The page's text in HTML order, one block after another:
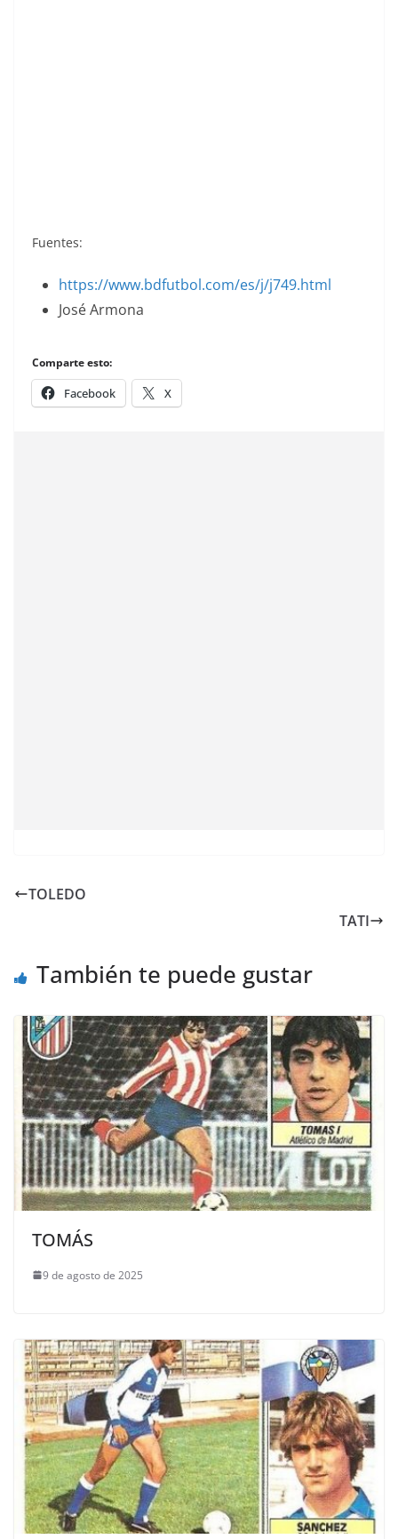
Fuentes:
https://www.bdfutbol.com/es/j/j749.html
José Armona
Comparte esto:
Facebook X
TOLEDO
TATI
También te puede gustar
TOMÁS
9 de agosto de 2025